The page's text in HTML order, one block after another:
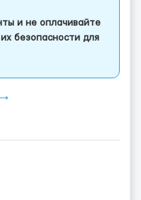
и не оплачивайте
безопасности для
⟶